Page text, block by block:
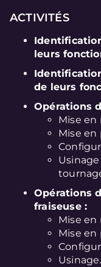
ACTIVITÉS
leurs
de leurs
Opérations
Mise en
Mise en
Opérations
fraiseuse :
Mise en
Mise en
Usinage.